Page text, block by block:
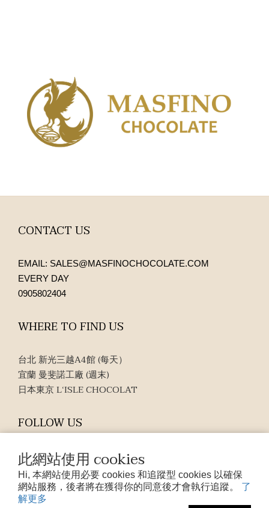
此網站使用 cookies
Hi, 本網站使用必要 cookies 和追蹤型 cookies 以確保
網站服務，後者將在獲得你的同意後才會執行追蹤。 了
解更多
CONTACT US
EMAIL: SALES@MASFINOCHOCOLATE.COM
EVERY DAY
0905802404
WHERE TO FIND US
台北 新光三越A4館 (每天）
宜蘭 曼斐諾工廠 (週末)
日本東京 L‘ISLE CHOCOLAT
FOLLOW US
$TWD